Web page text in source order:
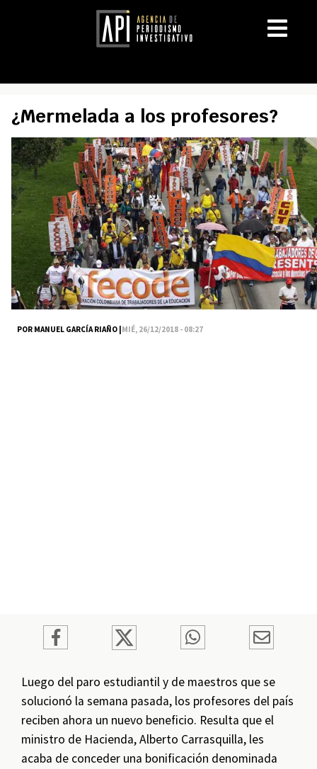
¿Mermelada a los profesores?
POR MANUEL GARCÍA RIAÑO |MIÉ, 26/12/2018 - 08:27
Luego del paro estudiantil y de maestros que se
solucionó la semana pasada, los profesores del país
reciben ahora un nuevo beneficio. Resulta que el
ministro de Hacienda, Alberto Carrasquilla, les
acaba de conceder una bonificación denominada